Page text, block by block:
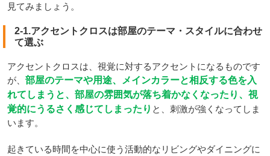
見てみましょう。
2-1.アクセントクロスは部屋のテーマ・スタイルに合わせ
て選ぶ
アクセントクロスは、視覚に対するアクセントになるものです
が、 部屋のテーマや用途、メインカラーと相反する色を入
れてしまうと、部屋の雰囲気が落ち着かなくなったり、視
覚的にうるさく感じてしまったり と、刺激が強くなってしま
います。
起きている時間を中心に使う活動的なリビングやダイニングに